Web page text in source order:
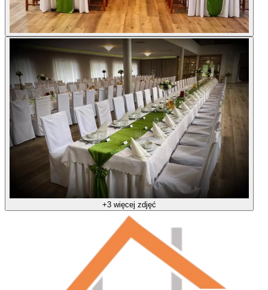
+3 więcej zdjęć